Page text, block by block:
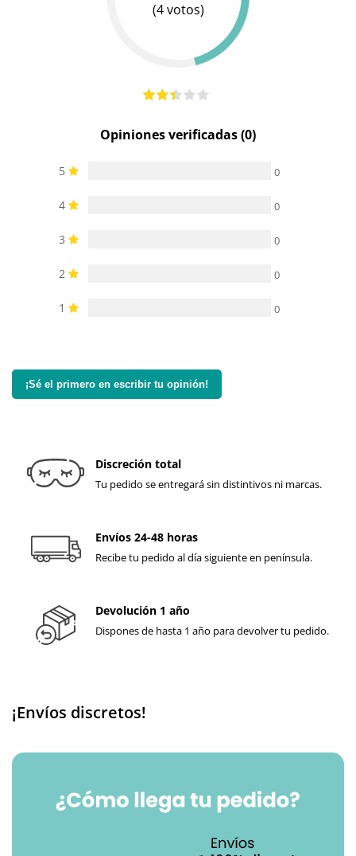
(4 votos)
Opiniones verificadas (0)
5 0
4 0
3 0
2 0
1 0
¡Sé el primero en escribir tu opinión!
Discreción total
Tu pedido se entregará sin distintivos ni marcas.
Envíos 24-48 horas
Recibe tu pedido al día siguiente en península.
Devolución 1 año
Dispones de hasta 1 año para devolver tu pedido.
¡Envíos discretos!